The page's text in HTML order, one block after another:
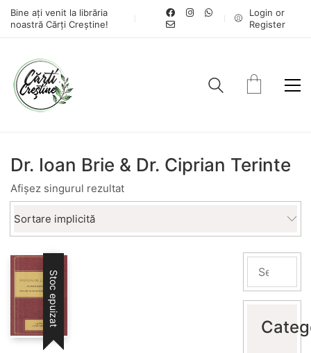
Bine ați venit la librăria
noastră Cărți Creștine!
Login or
Register
Dr. Ioan Brie & Dr. Ciprian Terinte
Afișez singurul rezultat
Sortare implicită
Stoc epuizat